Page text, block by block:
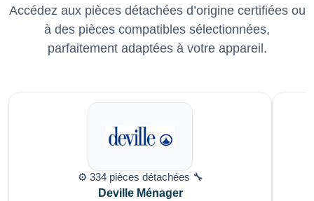
Accédez aux pièces détachées d’origine certifiées ou
à des pièces compatibles sélectionnées,
parfaitement adaptées à votre appareil.
⚙️ 334 pièces détachées 🔧
Deville Ménager